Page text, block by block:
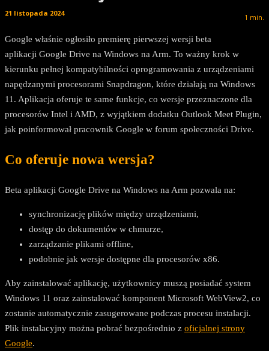
1 min.
21 listopada 2024
Google właśnie ogłosiło premierę pierwszej wersji beta
aplikacji Google Drive na Windows na Arm. To ważny krok w
kierunku pełnej kompatybilności oprogramowania z urządzeniami
napędzanymi procesorami Snapdragon, które działają na Windows
11. Aplikacja oferuje te same funkcje, co wersje przeznaczone dla
procesorów Intel i AMD, z wyjątkiem dodatku Outlook Meet Plugin,
jak poinformował pracownik Google w forum społeczności Drive.
Co oferuje nowa wersja?
Beta aplikacji Google Drive na Windows na Arm pozwala na:
synchronizację plików między urządzeniami,
dostęp do dokumentów w chmurze,
zarządzanie plikami offline,
podobnie jak wersje dostępne dla procesorów x86.
Aby zainstalować aplikację, użytkownicy muszą posiadać system
Windows 11 oraz zainstalować komponent Microsoft WebView2, co
zostanie automatycznie zasugerowane podczas procesu instalacji.
Plik instalacyjny można pobrać bezpośrednio z oficjalnej strony
Google.